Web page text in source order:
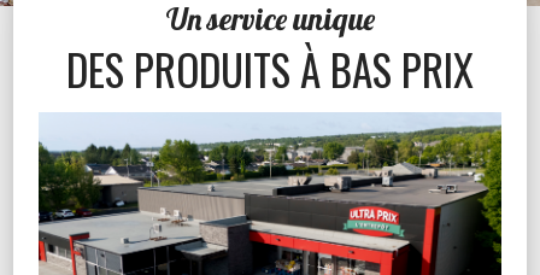
Un service unique
DES PRODUITS À BAS PRIX